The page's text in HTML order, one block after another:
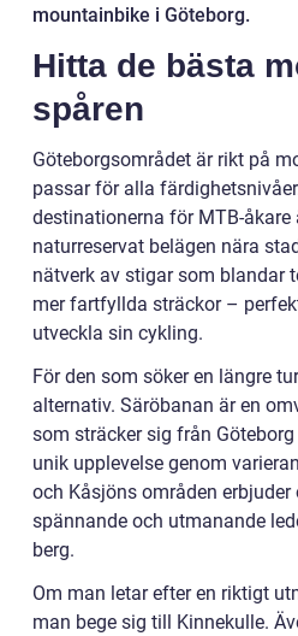
mountainbike i Göteborg.
Hitta de bästa
spåren
Göteborgsområdet är rikt på
passar för alla
destinationerna för MTB-åkare
naturreservat belägen nära
nätverk av stigar som blandar
mer fartfyllda sträckor –
utveckla sin cykling.
För den som söker en längre
alternativ. Säröbanan är en
som sträcker sig från
unik upplevelse genom
och Kåsjöns områden erbjuder
spännande och utmanande
berg.
Om man letar efter en riktigt
man bege sig till Kinnekulle.